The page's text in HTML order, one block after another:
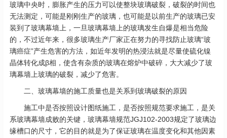
玻璃中央时，膨胀产生的压力可以使整块玻璃破裂，破裂的时间也
无法测定，可能是刚刚生产的玻璃，也可能是以前生产的玻璃已安
装到了玻璃幕墙上，一旦玻璃幕墙上的玻璃发生自爆是相当危险
的，不过近年来，很多玻璃生产厂家正在努力的寻找防止玻璃“玻
璃癌症”产生危害的方法，如近年发明的热浸法就是尽量使硫化镍
晶体转化成β相，使含有杂质的玻璃在熔炉中破碎，大大减少了玻
璃幕墙上玻璃的破裂，减少了危害。
二、玻璃幕墙的施工质量也是关系到玻璃破裂的原因
施工中是否按照设计图纸施工，是否按照规范要求施工，是关
系玻璃幕墙成败的关键，玻璃幕墙规范JGJ102-2003规定了玻璃边
缘槽口的尺寸，它的目的就是为了保证玻璃在温度变化和其他因素